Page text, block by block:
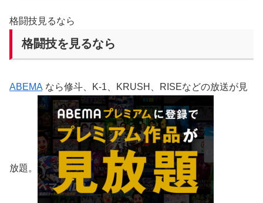
格闘技見るなら
格闘技を見るなら
ABEMA なら修斗、K-1、KRUSH、RISEなどの放送が見
放題。